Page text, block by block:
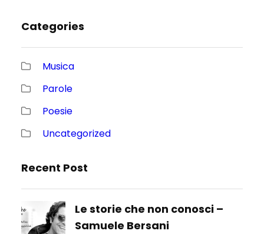
Categories
Musica
Parole
Poesie
Uncategorized
Recent Post
Le storie che non conosci –
Samuele Bersani